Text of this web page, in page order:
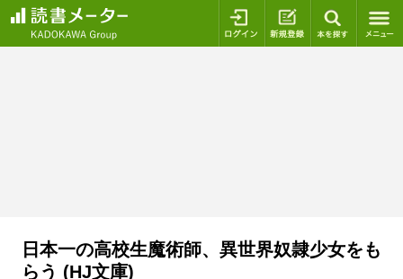
ログイン 新規登録
日本一の高校生魔術師、異世界奴隷少女をも
らう (HJ文庫)